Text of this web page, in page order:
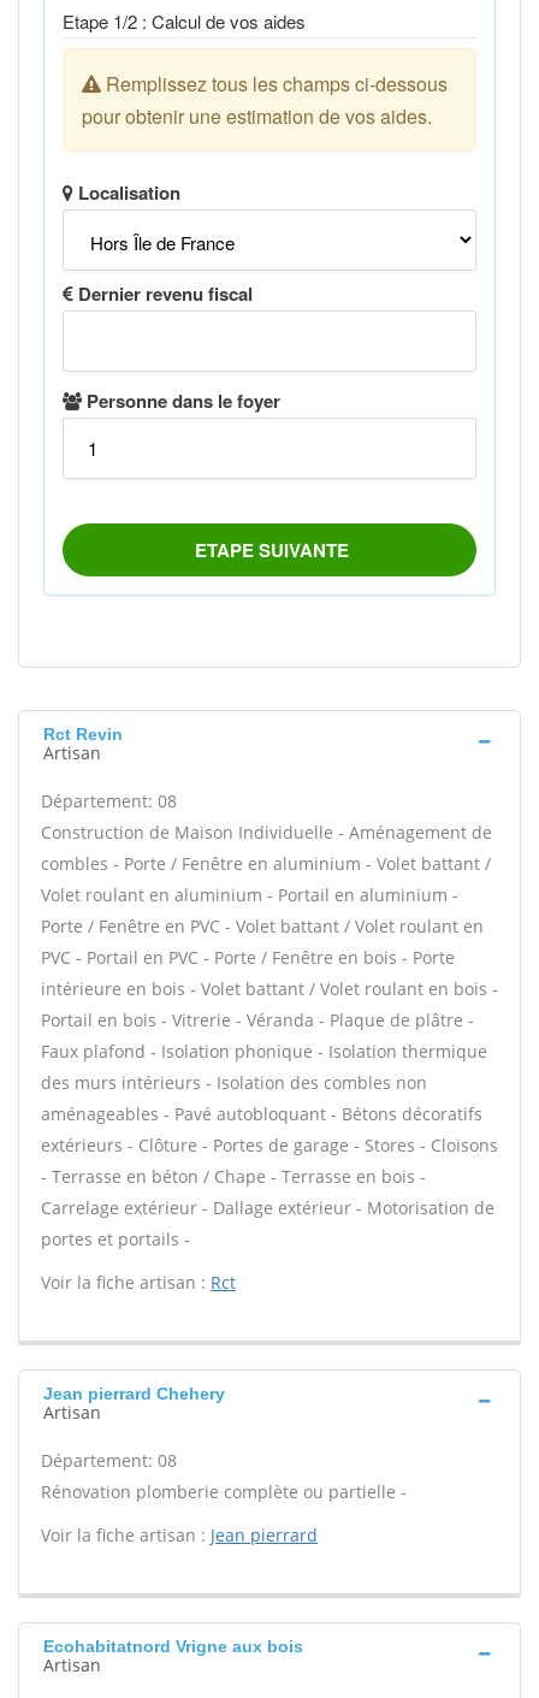
Rct Revin
Artisan
Département: 08
Construction de Maison Individuelle - Aménagement de
combles - Porte / Fenêtre en aluminium - Volet battant /
Volet roulant en aluminium - Portail en aluminium -
Porte / Fenêtre en PVC - Volet battant / Volet roulant en
PVC - Portail en PVC - Porte / Fenêtre en bois - Porte
intérieure en bois - Volet battant / Volet roulant en bois -
Portail en bois - Vitrerie - Véranda - Plaque de plâtre -
Faux plafond - Isolation phonique - Isolation thermique
des murs intérieurs - Isolation des combles non
aménageables - Pavé autobloquant - Bétons décoratifs
extérieurs - Clôture - Portes de garage - Stores - Cloisons
- Terrasse en béton / Chape - Terrasse en bois -
Carrelage extérieur - Dallage extérieur - Motorisation de
portes et portails -
Voir la fiche artisan : Rct
Jean pierrard Chehery
Artisan
Département: 08
Rénovation plomberie complète ou partielle -
Voir la fiche artisan : Jean pierrard
Ecohabitatnord Vrigne aux bois
Artisan